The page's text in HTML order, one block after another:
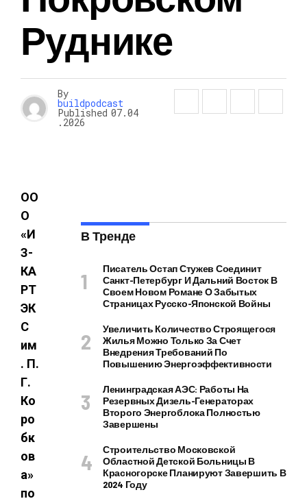
Руднике
By
buildpodcast
Published 07.04
.2026
ОО
О
«И
З-
КА
РТ
ЭК
С
им
. П.
Г.
Ко
ро
бк
ов
а»
по
В Тренде
Писатель Остап Стужев Соединит
Санкт-Петербург И Дальний Восток В
Своем Новом Романе О Забытых
Страницах Русско-Японской Войны
Увеличить Количество Строящегося
Жилья Можно Только За Счет
Внедрения Требований По
Повышению Энергоэффективности
Ленинградская АЭС: Работы На
Резервных Дизель-Генераторах
Второго Энергоблока Полностью
Завершены
Строительство Московской
Областной Детской Больницы В
Красногорске Планируют Завершить В
2024 Году